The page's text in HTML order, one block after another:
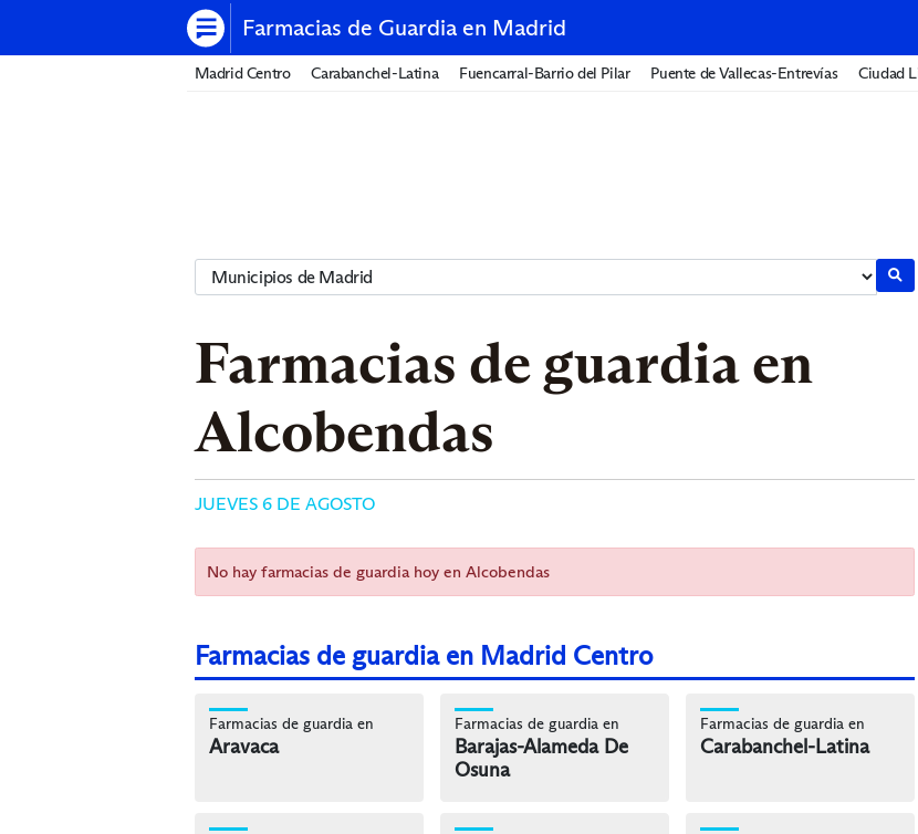
Farmacias de Guardia en Madrid
Madrid Centro Carabanchel-Latina Fuencarral-Barrio del Pilar Puente de Vallecas-Entrevías Ciudad
Farmacias de guardia en
Alcobendas
JUEVES 6 DE AGOSTO
No hay farmacias de guardia hoy en Alcobendas
Farmacias de guardia en Madrid Centro
Farmacias de guardia en
Aravaca
Farmacias de guardia en
Barajas-Alameda De
Osuna
Farmacias de guardia en
Carabanchel-Latina